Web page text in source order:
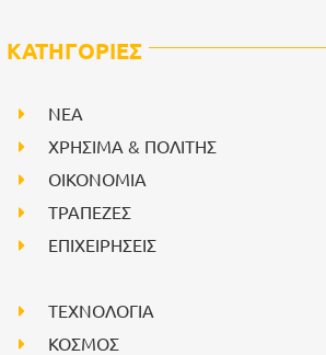
ΚΑΤΗΓΟΡΙΕΣ
NEA
ΧΡΗΣΙΜΑ & ΠΟΛΙΤΗΣ
ΟΙΚΟΝΟΜΙΑ
ΤΡΑΠΕΖΕΣ
ΕΠΙΧΕΙΡΗΣΕΙΣ
ΤΕΧΝΟΛΟΓΙΑ
ΚΟΣΜΟΣ